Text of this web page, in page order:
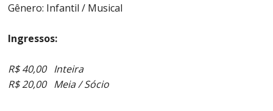
Gênero: Infantil / Musical
Ingressos:
R$ 40,00 Inteira
R$ 20,00 Meia / Sócio